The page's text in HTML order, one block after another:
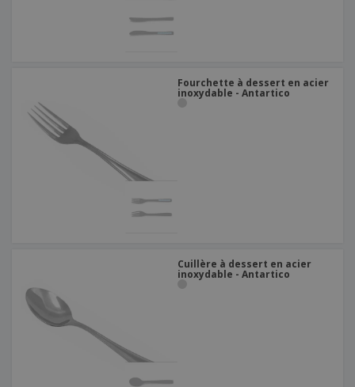
Fourchette à dessert en acier
inoxydable - Antartico
Cuillère à dessert en acier
inoxydable - Antartico